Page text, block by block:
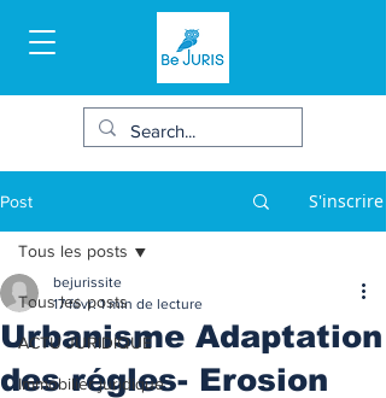
Post S'inscrire
Tous les posts
ACTU JURIDIQUE
Immobilier juridique
Tous les posts
Urbanisme Adaptation
des régles- Erosion
bejurissite
17 févr. 1 min de lecture